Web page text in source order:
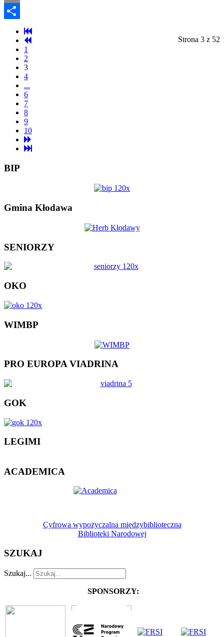
Email
Strona 3 z 52
1
2
3
4
...
6
7
8
9
10
BIP
Gmina Kłodawa
SENIORZY
OKO
WIMBP
PRO EUROPA VIADRINA
GOK
LEGIMI
ACADEMICA
Cyfrowa wypożyczalna międzybiblioteczna
Biblioteki Narodowej
SZUKAJ
Szukaj...
SPONSORZY: